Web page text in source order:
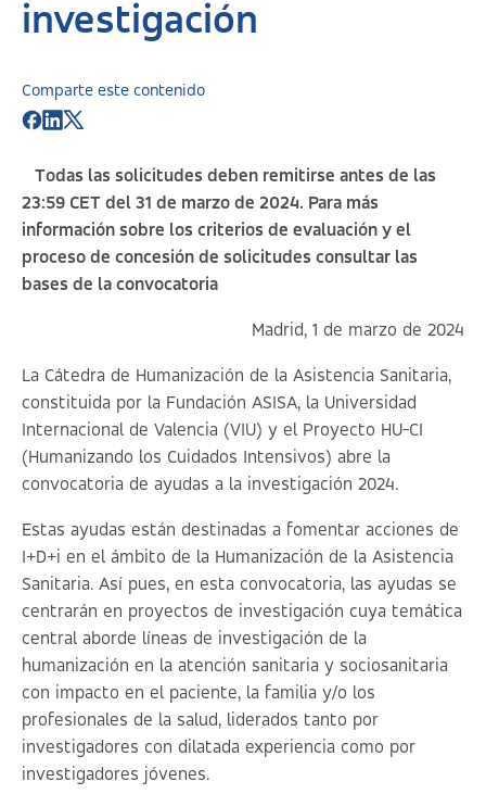
investigación
Comparte este contenido
Todas las solicitudes deben remitirse antes de las
23:59 CET del 31 de marzo de 2024. Para más
información sobre los criterios de evaluación y el
proceso de concesión de solicitudes consultar las
bases de la convocatoria
Madrid, 1 de marzo de 2024
La Cátedra de Humanización de la Asistencia Sanitaria,
constituida por la Fundación ASISA, la Universidad
Internacional de Valencia (VIU) y el Proyecto HU-CI
(Humanizando los Cuidados Intensivos) abre la
convocatoria de ayudas a la investigación 2024.
Estas ayudas están destinadas a fomentar acciones de
I+D+i en el ámbito de la Humanización de la Asistencia
Sanitaria. Así pues, en esta convocatoria, las ayudas se
centrarán en proyectos de investigación cuya temática
central aborde líneas de investigación de la
humanización en la atención sanitaria y sociosanitaria
con impacto en el paciente, la familia y/o los
profesionales de la salud, liderados tanto por
investigadores con dilatada experiencia como por
investigadores jóvenes.